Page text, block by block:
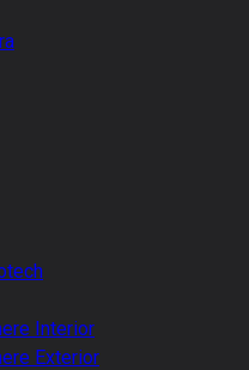
Interior
Exterior